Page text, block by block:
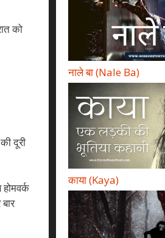
को
दूरी
नाले बा (Nale Ba)
काया (Kaya)